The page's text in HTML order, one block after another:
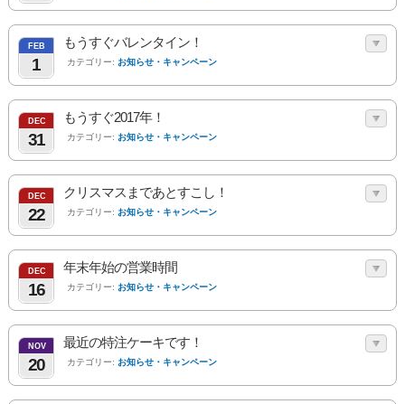
FEB
1
もうすぐバレンタイン！
カテゴリー: お知らせ・キャンペーン
DEC
31
もうすぐ2017年！
カテゴリー: お知らせ・キャンペーン
DEC
22
クリスマスまであとすこし！
カテゴリー: お知らせ・キャンペーン
DEC
16
年末年始の営業時間
カテゴリー: お知らせ・キャンペーン
NOV
20
最近の特注ケーキです！
カテゴリー: お知らせ・キャンペーン